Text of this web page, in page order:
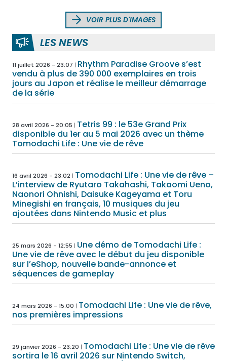
VOIR PLUS D'IMAGES
LES NEWS
11 juillet 2026 - 23:07
Rhythm Paradise Groove s’est
vendu à plus de 390 000 exemplaires en trois
jours au Japon et réalise le meilleur démarrage
de la série
28 avril 2026 - 20:05
Tetris 99 : le 53e Grand Prix
disponible du 1er au 5 mai 2026 avec un thème
Tomodachi Life : Une vie de rêve
16 avril 2026 - 23:02
Tomodachi Life : Une vie de rêve –
L’interview de Ryutaro Takahashi, Takaomi Ueno,
Naonori Ohnishi, Daisuke Kageyama et Toru
Minegishi en français, 10 musiques du jeu
ajoutées dans Nintendo Music et plus
25 mars 2026 - 12:55
Une démo de Tomodachi Life :
Une vie de rêve avec le début du jeu disponible
sur l’eShop, nouvelle bande-annonce et
séquences de gameplay
24 mars 2026 - 15:00
Tomodachi Life : Une vie de rêve,
nos premières impressions
29 janvier 2026 - 23:20
Tomodachi Life : Une vie de rêve
sortira le 16 avril 2026 sur Nintendo Switch,